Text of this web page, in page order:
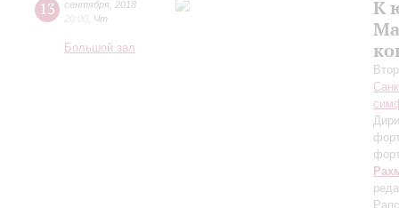
13 сентября 2018
20:00 Чт
Большой зал
К